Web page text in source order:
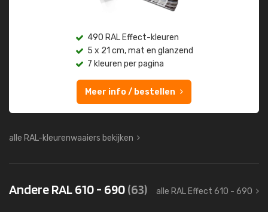
490 RAL Effect-kleuren
5 x 21 cm, mat en glanzend
7 kleuren per pagina
Meer info / bestellen
alle RAL-kleurenwaaiers bekijken
Andere RAL 610 - 690(63) alle RAL Effect 610 - 690